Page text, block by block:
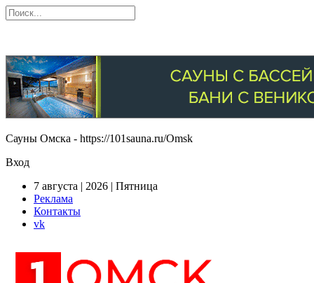
Сауны Омска - https://101sauna.ru/Omsk
Вход
7 августа | 2026 | Пятница
Реклама
Контакты
vk